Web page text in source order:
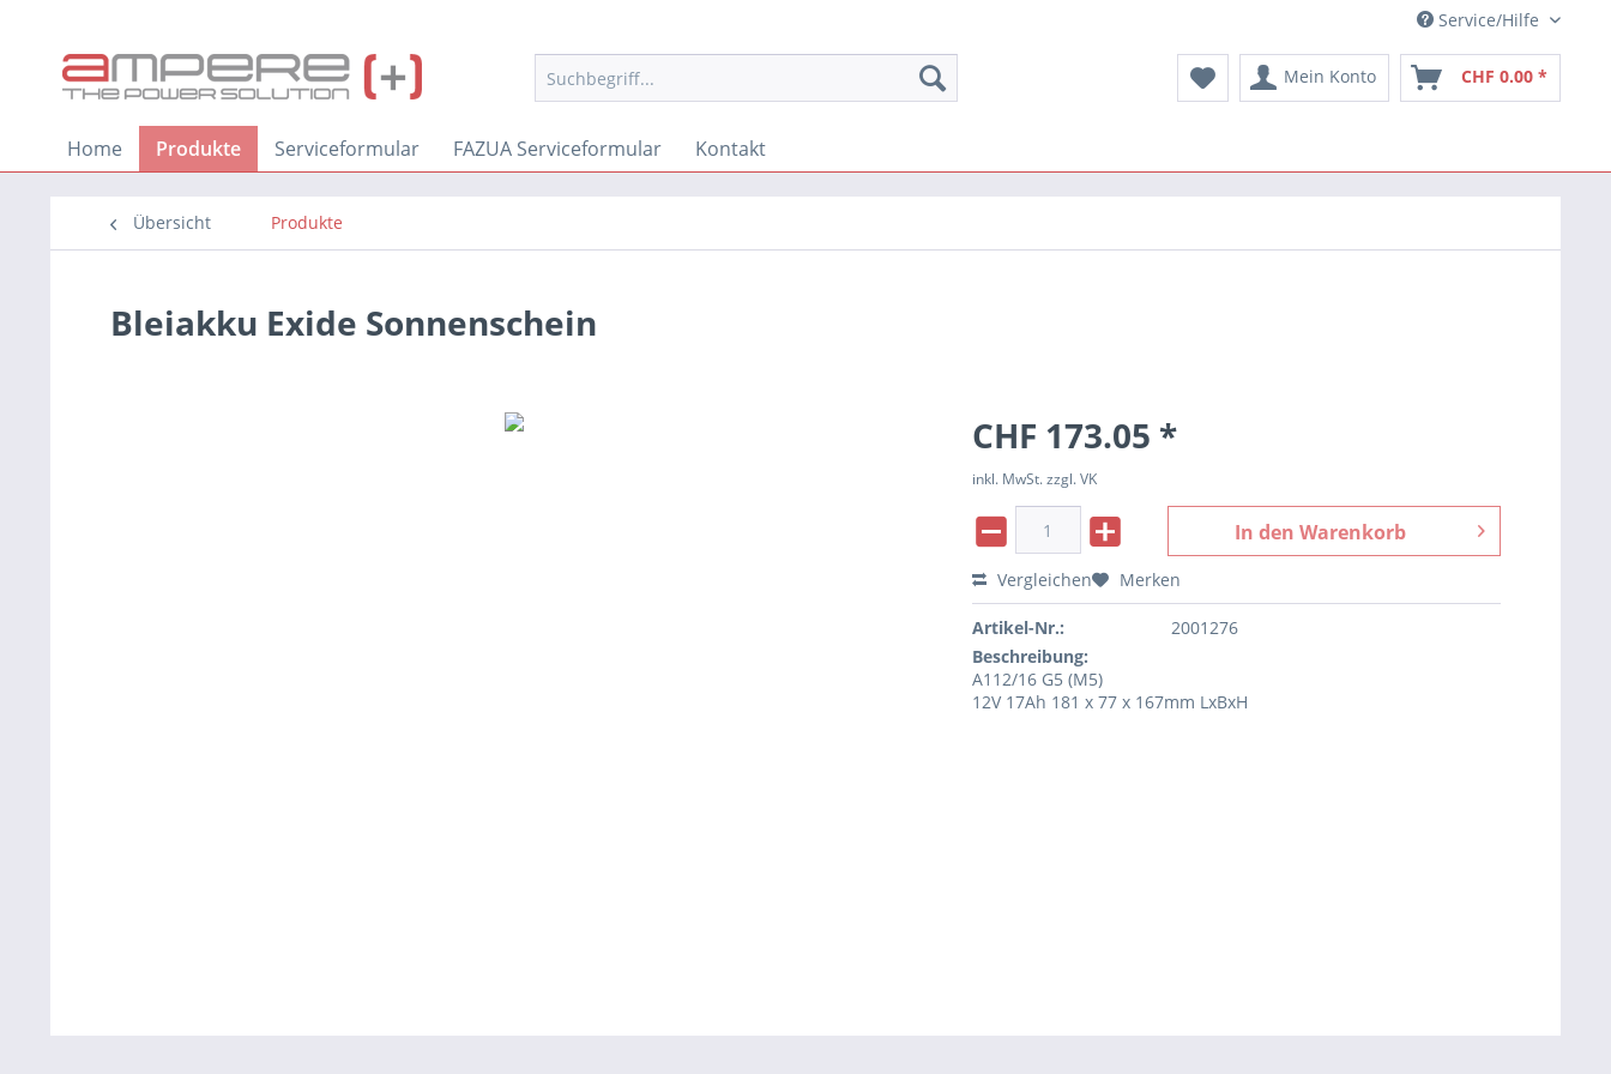
Service/Hilfe
Mein Konto CHF 0.00 *
Home Produkte Serviceformular FAZUA Serviceformular Kontakt
Übersicht Produkte
Bleiakku Exide Sonnenschein
CHF 173.05 *
inkl. MwSt. zzgl. VK
In den Warenkorb
Vergleichen Merken
Artikel-Nr.:
2001276
Beschreibung:
A112/16 G5 (M5)
12V 17Ah 181 x 77 x 167mm LxBxH